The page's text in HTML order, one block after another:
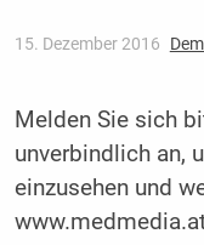
15. Dezember 2016
Melden Sie sich
unverbindlich an,
einzusehen und